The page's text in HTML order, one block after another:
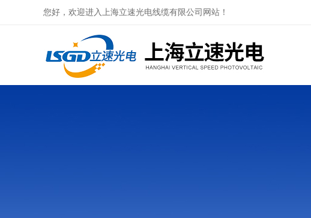
您好，欢迎进入上海立速光电线缆有限公司网站！